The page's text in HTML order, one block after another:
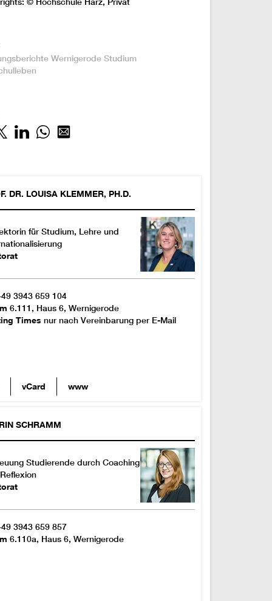
Wernigerode Studium
DR. LOUISA KLEMMER, PH.D.
für Studium, Lehre und
3943 659 104
6.111, Haus 6, Wernigerode
Timesnur nach Vereinbarung per E-Mail
vCard www
SCHRAMM
Studierende durch Coaching
3943 659 857
6.110a, Haus 6, Wernigerode